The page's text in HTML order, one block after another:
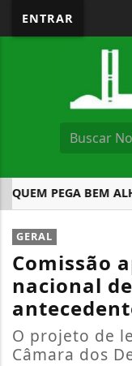
ENTRAR
PEGA BEM
EM ALTA
GERAL
Comissão
nacional
O projeto de
Câmara dos